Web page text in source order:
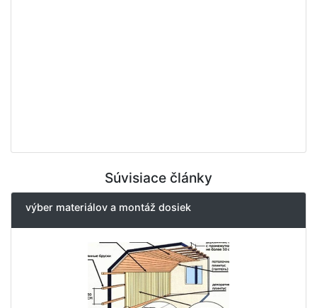
Súvisiace články
výber materiálov a montáž dosiek